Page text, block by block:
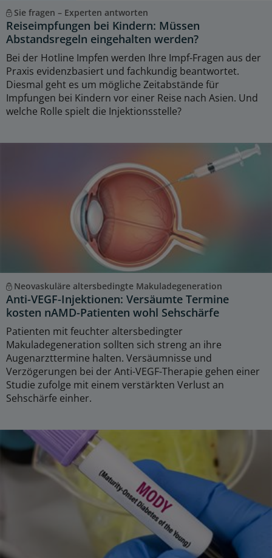
Sie fragen – Experten antworten
Reiseimpfungen bei Kindern: Müssen
Abstandsregeln eingehalten werden?
Bei der Hotline Impfen werden Ihre Impf-Fragen aus der
Praxis evidenzbasiert und fachkundig beantwortet.
Diesmal geht es um mögliche Zeitabstände für
Impfungen bei Kindern vor einer Reise nach Asien. Und
welche Rolle spielt die Injektionsstelle?
Neovaskuläre altersbedingte Makuladegeneration
Anti-VEGF-Injektionen: Versäumte Termine
kosten nAMD-Patienten wohl Sehschärfe
Patienten mit feuchter altersbedingter
Makuladegeneration sollten sich streng an ihre
Augenarzttermine halten. Versäumnisse und
Verzögerungen bei der Anti-VEGF-Therapie gehen einer
Studie zufolge mit einem verstärkten Verlust an
Sehschärfe einher.